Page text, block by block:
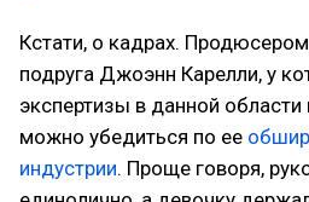
Кстати, о кадрах.
подруга Джоэнн Карелли, у
экспертизы в данной
можно убедиться по ее
индустрии. Проще говоря,